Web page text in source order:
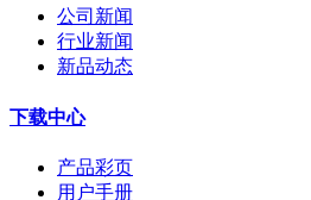
公司新闻
行业新闻
新品动态
下载中心
产品彩页
用户手册